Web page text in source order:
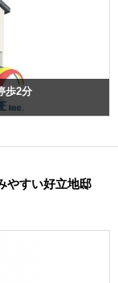
歩2分
やすい好立地邸